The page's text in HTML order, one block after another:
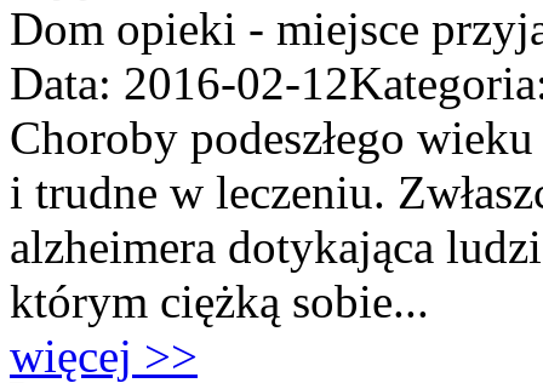
Dom opieki - miejsce
Data: 2016-02-12
Choroby podeszłego
i trudne w leczeniu.
alzheimera dotykająca
którym ciężką sobie...
więcej >>